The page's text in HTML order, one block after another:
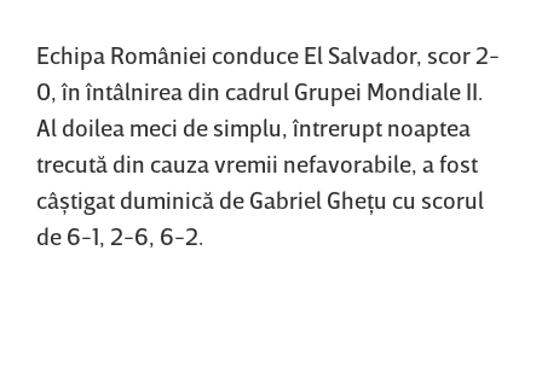
Echipa României conduce El Salvador, scor 2-
0, în întâlnirea din cadrul Grupei Mondiale II.
Al doilea meci de simplu, întrerupt noaptea
trecută din cauza vremii nefavorabile, a fost
câştigat duminică de Gabriel Gheţu cu scorul
de 6-1, 2-6, 6-2.